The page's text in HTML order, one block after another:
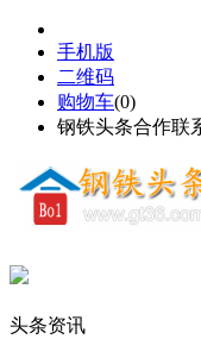
手机版
二维码
购物车(0)
钢铁头条合作联
头条资讯